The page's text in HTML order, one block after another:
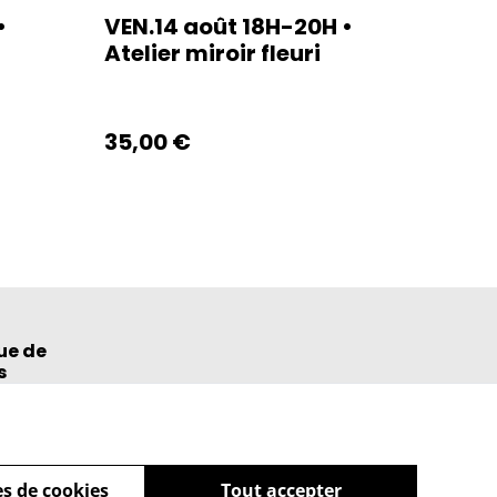
VEN.14 août 18H-20H •
Atelier miroir fleuri
35,00 €
de
Tout accepter
de cookies